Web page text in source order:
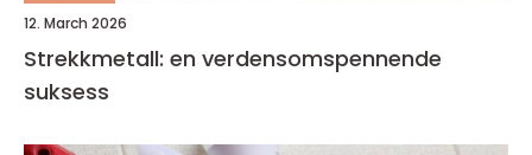
12. March 2026
Strekkmetall: en verdensomspennende
suksess